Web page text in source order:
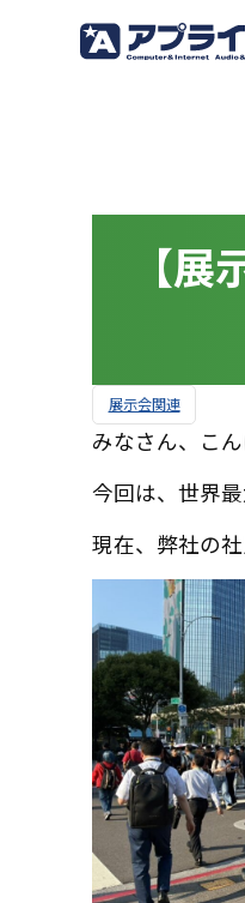
【
展示会関連
みなさん、こん
今回は、世界
現在、弊社の